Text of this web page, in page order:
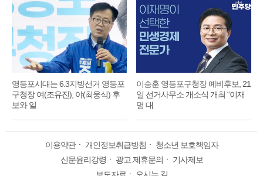
구
영등포시대는 6.3지방선거 영등포
구청장 여(조유진), 야(최웅식) 후
보와 일
구
이승훈 영등포구청장 예비후보, 21
일 선거사무소 개소식 개최 “이재
명 대
이용약관ㆍ 개인정보취급방침 ㆍ 청소년 보호책임자
신문윤리강령 ㆍ 광고.제휴문의 ㆍ 기사제보